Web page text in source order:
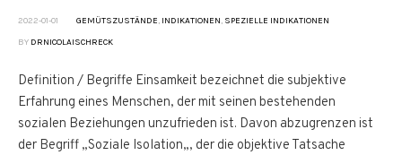
2022-01-01 GEMÜTSZUSTÄNDE, INDIKATIONEN, SPEZIELLE INDIKATIONEN
BY DRNICOLAISCHRECK
Definition / Begriffe Einsamkeit bezeichnet die subjektive
Erfahrung eines Menschen, der mit seinen bestehenden
sozialen Beziehungen unzufrieden ist. Davon abzugrenzen ist
der Begriff „Soziale Isolation„, der die objektive Tatsache